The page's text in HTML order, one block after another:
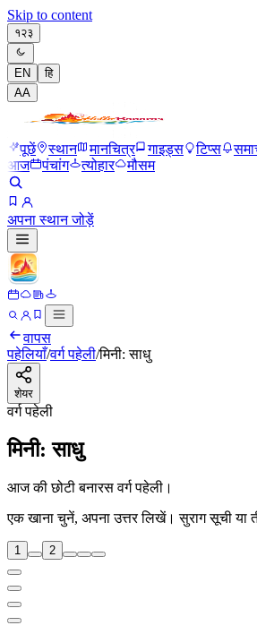
Skip to content
१२३
EN
हि
AA
पूछें स्थान मानचित्र गाइड्स टिप्स
आज
पंचांग त्योहार मौसम
अपना स्थान जोड़ें
वापस
पहेलियाँ/वर्ग पहेली/मिनी: साधु
शेयर
वर्ग पहेली
मिनी: साधु
आज की छोटी बनारस वर्ग पहेली।
एक खाना चुनें, अपना उत्तर लिखें। सुराग सूची या
1 2